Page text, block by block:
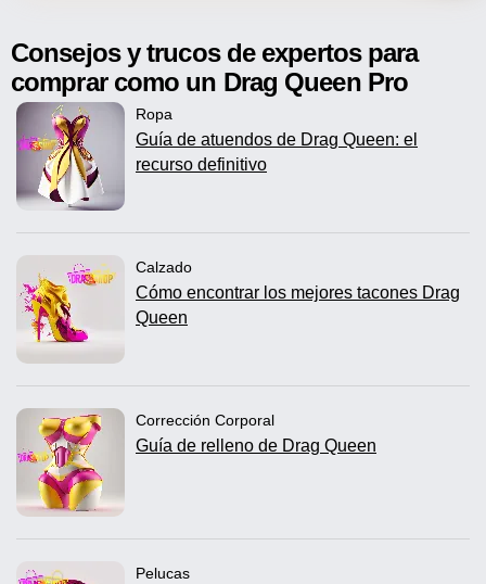
Consejos y trucos de expertos para
comprar como un Drag Queen Pro
Ropa
Guía de atuendos de Drag Queen: el
recurso definitivo
Calzado
Cómo encontrar los mejores tacones Drag
Queen
Corrección Corporal
Guía de relleno de Drag Queen
Pelucas